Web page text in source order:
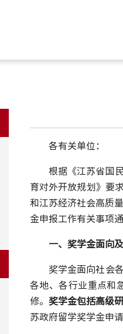
各有关单位：
根据《江苏省国
育对外开放规划》要
和江苏经济社会高质
金申报工作有关事项通
一、奖学金面向
奖学金面向社会
各地、各行业重点和
修。 奖学金包括高级
苏政府留学奖学金申